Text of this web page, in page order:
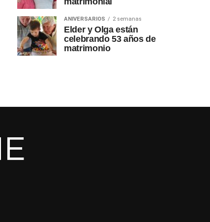
ANIVERSARIOS 2 semanas
Elder y Olga están
celebrando 53 años de
matrimonio